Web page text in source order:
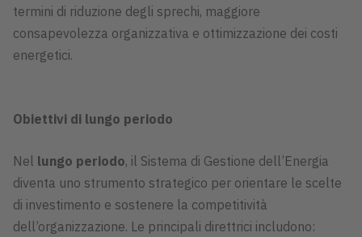
termini di riduzione degli sprechi, maggiore
consapevolezza organizzativa e ottimizzazione dei costi
energetici.
Obiettivi di lungo periodo
Nel lungo periodo, il Sistema di Gestione dell’Energia
diventa uno strumento strategico per orientare le scelte
di investimento e sostenere la competitività
dell’organizzazione. Le principali direttrici includono: